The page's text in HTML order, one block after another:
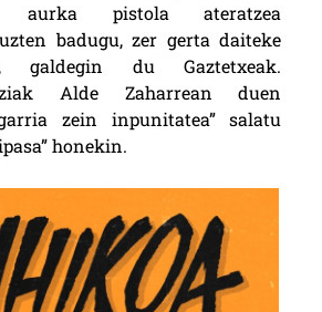
aurka pistola ateratzea
badugu, zer gerta daiteke
galdegin du Gaztetxeak.
Alde Zaharrean duen
zein inpunitatea” salatu
honekin.